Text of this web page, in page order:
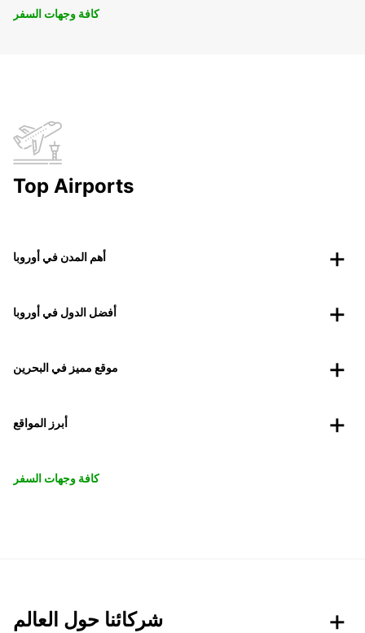
كافة وجهات السفر
Top Airports
أهم المدن في أوروبا
أفضل الدول في أوروبا
موقع مميز في البحرين
أبرز المواقع
كافة وجهات السفر
شركائنا حول العالم